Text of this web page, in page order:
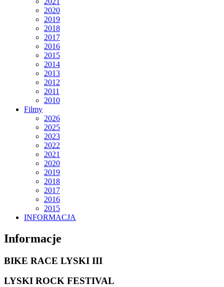
2020
2019
2018
2017
2016
2015
2014
2013
2012
2011
2010
Filmy
2026
2025
2023
2022
2021
2020
2019
2018
2017
2016
2015
INFORMACJA
Informacje
BIKE RACE LYSKI III
LYSKI ROCK FESTIVAL